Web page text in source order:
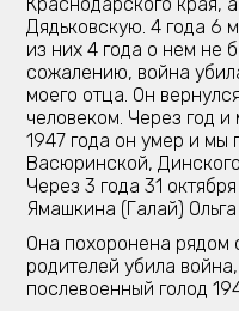
Дядьковскую. 4 года 6
из них 4 года о нем не
сожалению, война
моего отца. Он
человеком. Через год и
1947 года он умер и мы
Васюринской,
Через 3 года 31
Ямашкина (Галай)
Она похоронена рядом
родителей убила
послевоенный голод